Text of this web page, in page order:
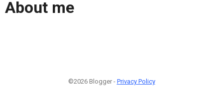
About me
©2026 Blogger - Privacy Policy